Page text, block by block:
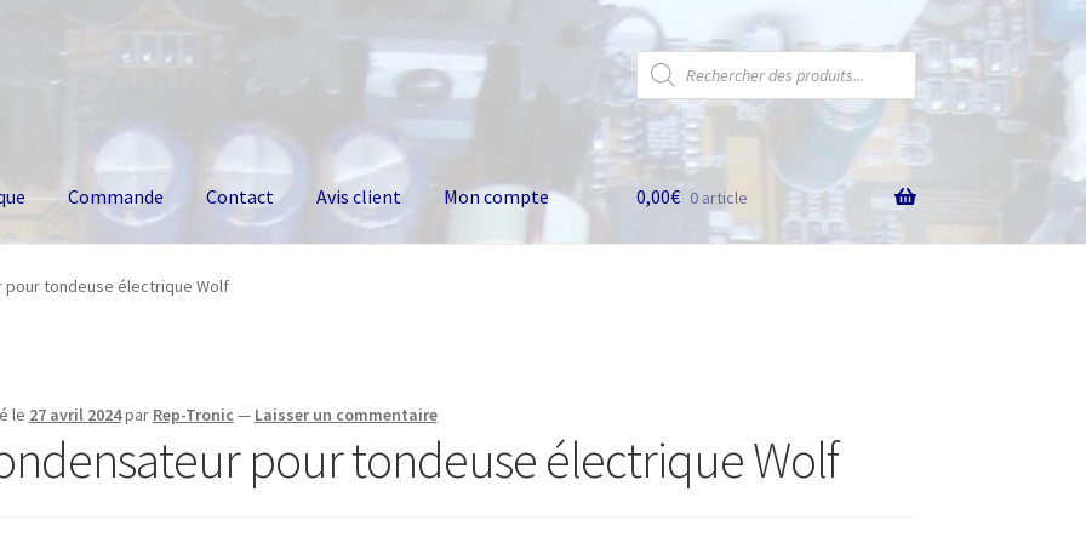
Recherche
de
produits
Commande Contact Avis client Mon compte 0,00€ 0 article
pour tondeuse électrique Wolf
le 27 avril 2024par Rep-Tronic— Laisser un commentaire
pour tondeuse électrique Wolf